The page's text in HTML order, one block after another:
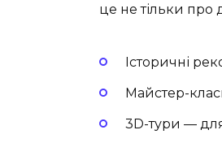
це не тільки про
Історичні
Майстер-
3D-тури —